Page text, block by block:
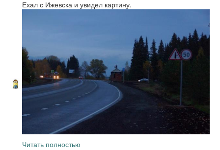
Ехал с Ижевска и увидел картину.
Читать полностью